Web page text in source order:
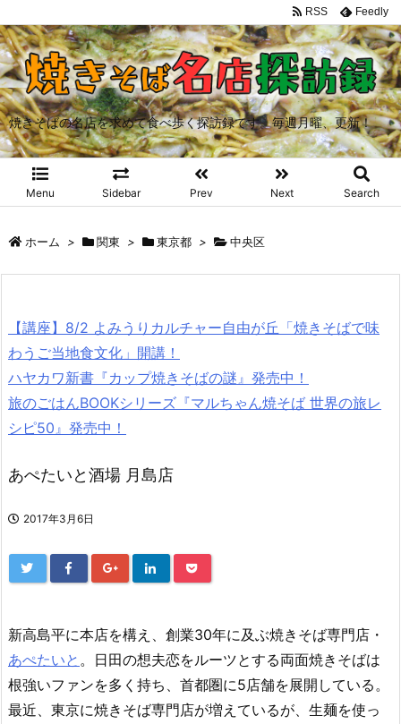
焼きそばの名店を求めて食べ歩く探訪録です。毎週月曜、更新！
Menu Sidebar Prev Next Search
RSS Feedly
ホーム > 関東 > 東京都 > 中央区
【講座】8/2 よみうりカルチャー自由が丘「焼きそばで味
わうご当地食文化」開講！
ハヤカワ新書『カップ焼きそばの謎』発売中！
旅のごはんBOOKシリーズ『マルちゃん焼そば 世界の旅レ
シピ50』発売中！
あぺたいと酒場 月島店
2017年3月6日
新高島平に本店を構え、創業30年に及ぶ焼きそば専門店・
あぺたいと 。日田の想夫恋をルーツとする両面焼きそばは
根強いファンを多く持ち、首都圏に5店舗を展開している。
最近、東京に焼きそば専門店が増えているが、生麺を使っ